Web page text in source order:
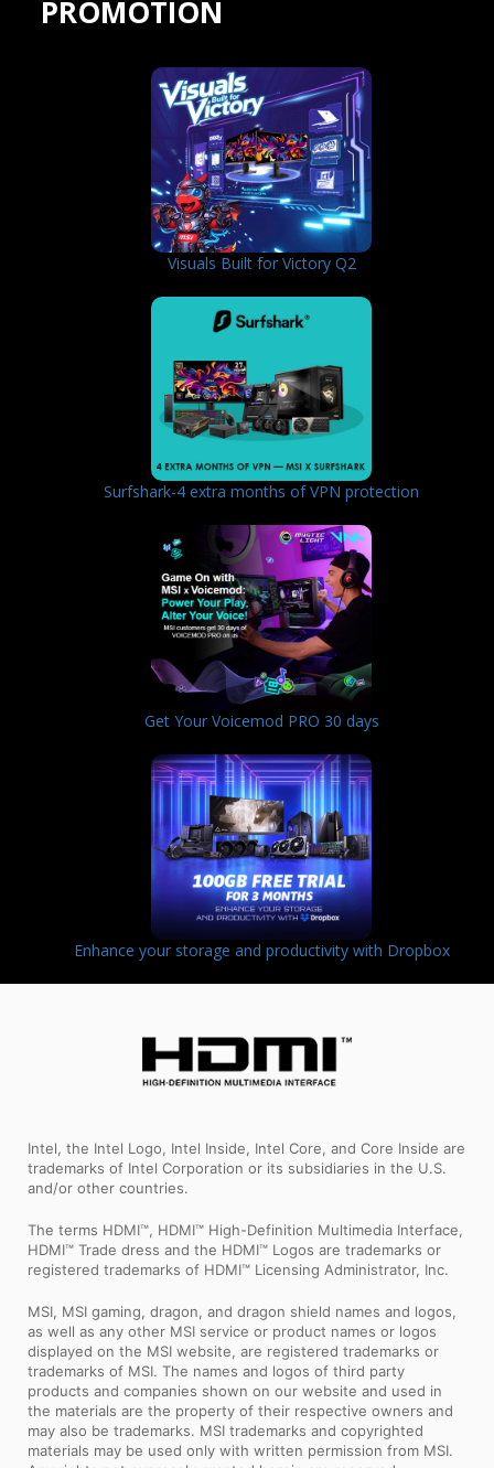
PROMOTION
Visuals Built for Victory Q2
Surfshark-4 extra months of VPN protection
Get Your Voicemod PRO 30 days
Enhance your storage and productivity with Dropbox
Intel, the Intel Logo, Intel Inside, Intel Core, and Core Inside are
trademarks of Intel Corporation or its subsidiaries in the U.S.
and/or other countries.
The terms HDMI™, HDMI™ High-Definition Multimedia Interface,
HDMI™ Trade dress and the HDMI™ Logos are trademarks or
registered trademarks of HDMI™ Licensing Administrator, Inc.
MSI, MSI gaming, dragon, and dragon shield names and logos,
as well as any other MSI service or product names or logos
displayed on the MSI website, are registered trademarks or
trademarks of MSI. The names and logos of third party
products and companies shown on our website and used in
the materials are the property of their respective owners and
may also be trademarks. MSI trademarks and copyrighted
materials may be used only with written permission from MSI.